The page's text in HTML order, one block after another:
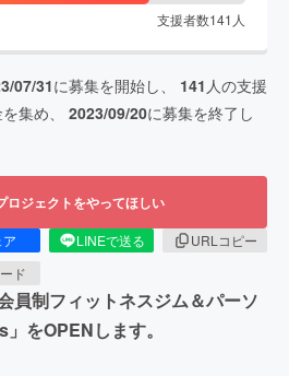
支援者数141 人
07/31に募集を開始し、 141 人の支援
集め、 2023/09/20に募集を終了し
ロジェクトをやってほしい
LINEで送る
URLコピー
ド
員制フィットネスジム＆パーソ
をOPENします。